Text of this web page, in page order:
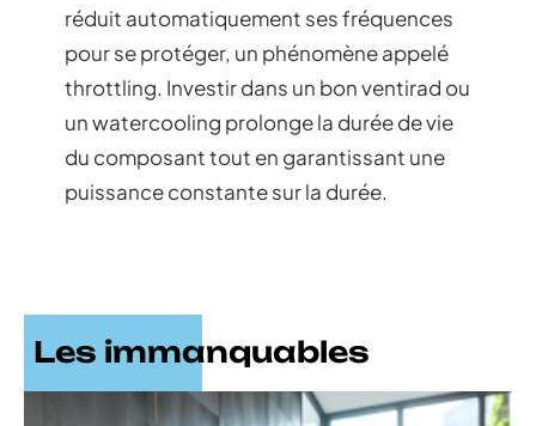
réduit automatiquement ses fréquences
pour se protéger, un phénomène appelé
throttling. Investir dans un bon ventirad ou
un watercooling prolonge la durée de vie
du composant tout en garantissant une
puissance constante sur la durée.
Les immanquables